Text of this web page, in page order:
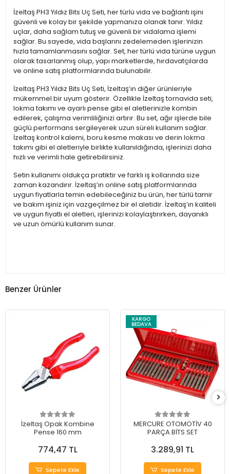
İzeltaş PH3 Yıldız Bits Uç Seti, her türlü vida ve bağlantı işini
güvenli ve kolay bir şekilde yapmanıza olanak tanır. Yıldız
uçlar, daha sağlam tutuş ve güvenli bir vidalama işlemi
sağlar. Bu sayede, vida başlarını zedelemeden işlerinizin
hızla tamamlanmasını sağlar. Set, her türlü vida türüne uygun
olarak tasarlanmış olup, yapı marketlerde, hırdavatçılarda
ve online satış platformlarında bulunabilir.
İzeltaş PH3 Yıldız Bits Uç Seti, İzeltaş’ın diğer ürünleriyle
mükemmel bir uyum gösterir. Özellikle İzeltaş tornavida seti,
lokma takımı ve ayarlı pense gibi el aletlerinizle kombin
edilerek, çalışma verimliliğinizi artırır. Bu set, ağır işlerde bile
güçlü performans sergileyerek uzun süreli kullanım sağlar.
İzeltaş kontrol kalemi, boru kesme makası ve derin lokma
takımı gibi el aletleriyle birlikte kullanıldığında, işlerinizi daha
hızlı ve verimli hale getirebilirsiniz.
Setin kullanımı oldukça pratiktir ve farklı iş kollarında size
zaman kazandırır. İzeltaş’ın online satış platformlarında
uygun fiyatlarla temin edebileceğiniz bu ürün, her türlü tamir
ve bakım işiniz için vazgeçilmez bir el aletidir. İzeltaş’ın kaliteli
ve uygun fiyatlı el aletleri, işlerinizi kolaylaştırırken, dayanıklı
ve uzun ömürlü kullanım sunar.
Benzer Ürünler
İzeltaş Opak Kombine
Pense 160 mm
774,47 TL
Sepete Ekle
KARGO
BEDAVA
MERCURE OTOMOTİV 40
PARÇA BİTS SET
3.289,91 TL
Sepete Ekle